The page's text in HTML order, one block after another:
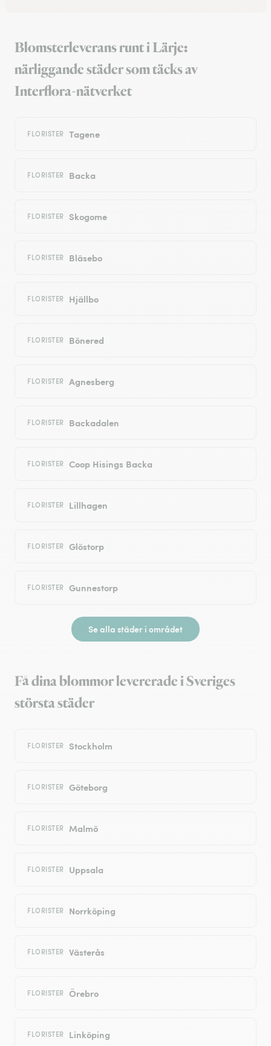
Blomsterleverans runt i Lärje:
närliggande städer som täcks av
Interflora-nätverket
FLORISTER Tagene
FLORISTER Backa
FLORISTER Skogome
FLORISTER Bläsebo
FLORISTER Hjällbo
FLORISTER Bönered
FLORISTER Agnesberg
FLORISTER Backadalen
FLORISTER Coop Hisings Backa
FLORISTER Lillhagen
FLORISTER Glöstorp
FLORISTER Gunnestorp
Se alla städer i området
Få dina blommor levererade i Sveriges
största städer
FLORISTER Stockholm
FLORISTER Göteborg
FLORISTER Malmö
FLORISTER Uppsala
FLORISTER Norrköping
FLORISTER Västerås
FLORISTER Örebro
FLORISTER Linköping